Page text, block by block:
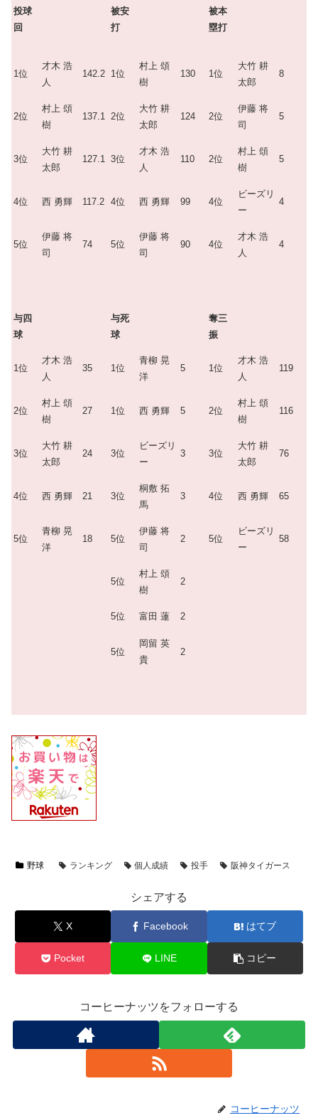
投球
回
被安
打
被本
塁打
1位
才木 浩
人
142.2 1位
村上 頌
樹
130 1位
大竹 耕
太郎
8
2位
村上 頌
樹
137.1 2位
大竹 耕
太郎
124 2位
伊藤 将
司
5
3位
大竹 耕
太郎
127.1 3位
才木 浩
人
110 2位
村上 頌
樹
5
4位 西 勇輝 117.2 4位 西 勇輝 99 4位
ビーズリ
ー
4
5位
伊藤 将
司
74 5位
伊藤 将
司
90 4位
才木 浩
人
4
与四
球
与死
球
奪三
振
1位
才木 浩
人
35 1位
青柳 晃
洋
5 1位
才木 浩
人
119
2位
村上 頌
樹
27 1位 西 勇輝 5 2位
村上 頌
樹
116
3位
大竹 耕
太郎
24 3位
ビーズリ
ー
3 3位
大竹 耕
太郎
76
4位 西 勇輝 21 3位
桐敷 拓
馬
3 4位 西 勇輝 65
5位
青柳 晃
洋
18 5位
伊藤 将
司
2 5位
ビーズリ
ー
58
5位
村上 頌
樹
2
5位 富田 蓮 2
5位
岡留 英
貴
2
野球 ランキング 個人成績 投手 阪神タイガース
シェアする
X Facebook はてブ
Pocket LINE コピー
コーヒーナッツをフォローする
コーヒーナッツ